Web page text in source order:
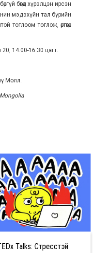
бөгөөд хүрэлцэн ирсэн
мэдэхүйн тал бүрийн
тоглоом тоглож, өртөөгөөр
14:00-16:30 цагт.
Молл.
Talks: Стресстэй